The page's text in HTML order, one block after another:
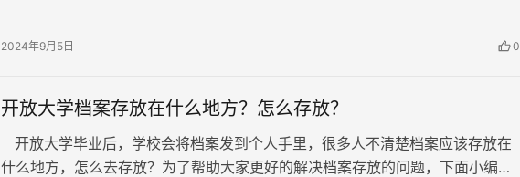
2024年9月5日 0
开放大学档案存放在什么地方？怎么存放？
开放大学毕业后，学校会将档案发到个人手里，很多人不清楚档案应该存放在
什么地方，怎么去存放？为了帮助大家更好的解决档案存放的问题，下面小编给